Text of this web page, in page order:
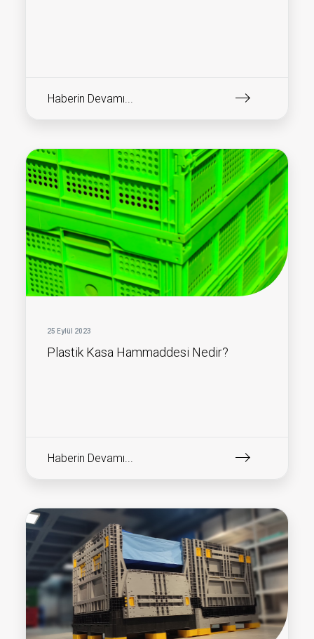
Haberin Devamı...
25 Eylül 2023
Plastik Kasa Hammaddesi Nedir?
Haberin Devamı...